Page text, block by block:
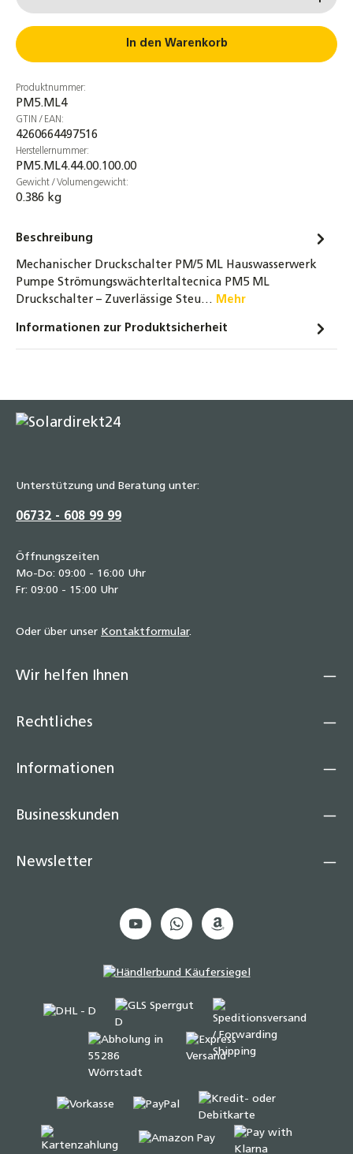
In den Warenkorb
Produktnummer:
PM5.ML4
GTIN / EAN:
4260664497516
Herstellernummer:
PM5.ML4.44.00.100.00
Gewicht / Volumengewicht:
0.386 kg
Beschreibung
Mechanischer Druckschalter PM/5 ML Hauswasserwerk
Pumpe StrömungswächterItaltecnica PM5 ML
Druckschalter – Zuverlässige Steu… Mehr
Informationen zur Produktsicherheit
Unterstützung und Beratung unter:
06732 - 608 99 99
Öffnungszeiten
Mo-Do: 09:00 - 16:00 Uhr
Fr: 09:00 - 15:00 Uhr
Oder über unser Kontaktformular.
Wir helfen Ihnen
Rechtliches
Informationen
Businesskunden
Newsletter